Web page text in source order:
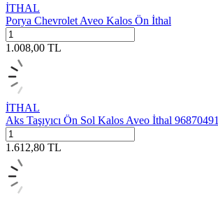
İTHAL
Porya Chevrolet Aveo Kalos Ön İthal
1.008,00 TL
İTHAL
Aks Taşıyıcı Ön Sol Kalos Aveo İthal 96870491
1.612,80 TL